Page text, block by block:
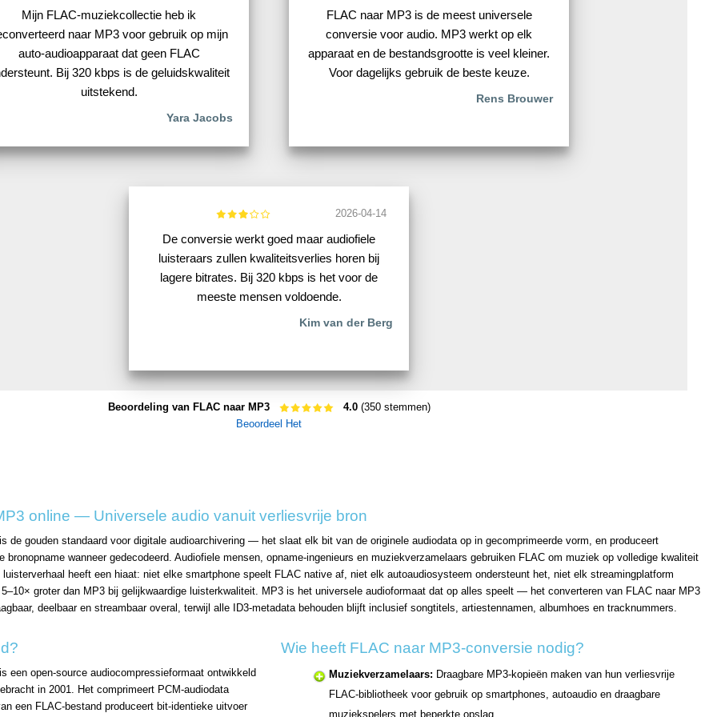
Mijn FLAC-muziekcollectie heb ik
naar MP3 voor gebruik op mijn
auto-audioapparaat dat geen FLAC
Bij 320 kbps is de geluidskwaliteit
uitstekend.
Yara Jacobs
FLAC naar MP3 is de meest universele
conversie voor audio. MP3 werkt op elk
apparaat en de bestandsgrootte is veel kleiner.
Voor dagelijks gebruik de beste keuze.
Rens Brouwer
2026-04-14
De conversie werkt goed maar audiofiele
luisteraars zullen kwaliteitsverlies horen bij
lagere bitrates. Bij 320 kbps is het voor de
meeste mensen voldoende.
Kim van der Berg
Beoordeling van FLAC naar MP3 4.0(350 stemmen)
Beoordeel Het
online — Universele audio vanuit verliesvrije bron
de gouden standaard voor digitale audioarchivering — het slaat elk bit van de originele audiodata op in gecomprimeerde vorm, en produceert
bronopname wanneer gedecodeerd. Audiofiele mensen, opname-ingenieurs en muziekverzamelaars gebruiken FLAC om muziek op volledige kwaliteit
heeft een hiaat: niet elke smartphone speelt FLAC native af, niet elk autoaudiosysteem ondersteunt het, niet elk streamingplatform
groter dan MP3 bij gelijkwaardige luisterkwaliteit. MP3 is het universele audioformaat dat op alles speelt — het converteren van FLAC naar MP3
deelbaar en streambaar overal, terwijl alle ID3-metadata behouden blijft inclusief songtitels, artiestennamen, albumhoes en tracknummers.
een open-source audiocompressieformaat ontwikkeld
in 2001. Het comprimeert PCM-audiodata
een FLAC-bestand produceert bit-identieke uitvoer
Wie heeft FLAC naar MP3-conversie nodig?
Muziekverzamelaars: Draagbare MP3-kopieën maken van hun verliesvrije
FLAC-bibliotheek voor gebruik op smartphones, autoaudio en draagbare
muziekspelers met beperkte opslag.